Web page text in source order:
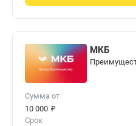
МКБ
Сумма от
10 000 ₽
Срок